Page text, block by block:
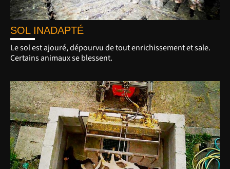
SOL INADAPTÉ
Le sol est ajouré, dépourvu de tout enrichissement et sale.
Certains animaux se blessent.